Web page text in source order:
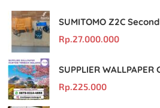
SUMITOMO Z2C Second
Rp.27.000.000
Rp.225.000